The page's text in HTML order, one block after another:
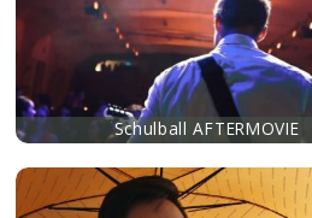
Schulball AFTERMOVIE
mehr